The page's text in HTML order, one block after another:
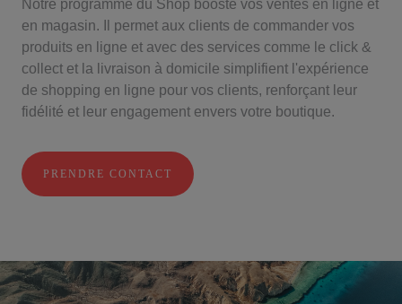
Notre programme du Shop booste vos ventes en ligne et
en magasin. Il permet aux clients de commander vos
produits en ligne et avec des services comme le click &
collect et la livraison à domicile simplifient l'expérience
de shopping en ligne pour vos clients, renforçant leur
fidélité et leur engagement envers votre boutique.
PRENDRE CONTACT